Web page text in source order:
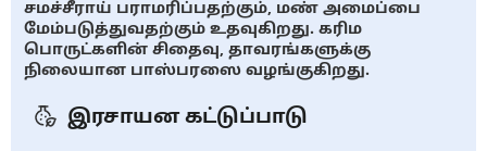
சமச்சீராய் பராமரிப்பதற்கும், மண் அமைப்பை
மேம்படுத்துவதற்கும் உதவுகிறது. கரிம
பொருட்களின் சிதைவு, தாவரங்களுக்கு
நிலையான பாஸ்பரஸை வழங்குகிறது.
இரசாயன கட்டுப்பாடு